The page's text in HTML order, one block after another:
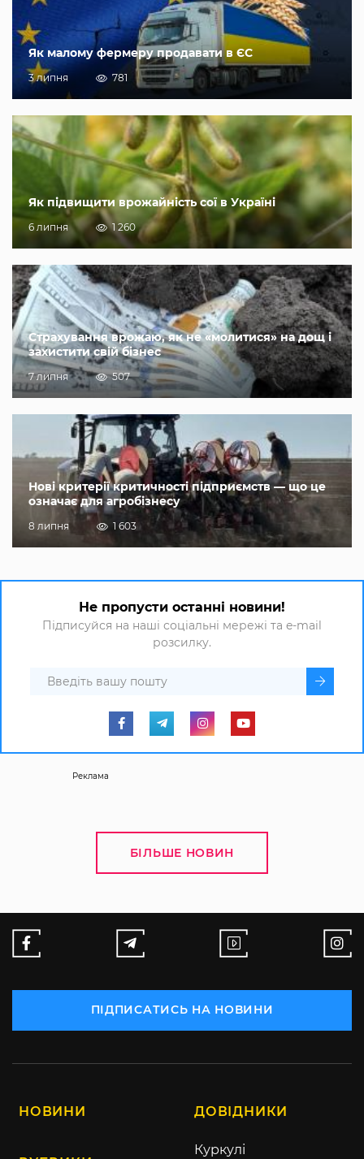
Як малому фермеру продавати в ЄС
3 липня 781
Як підвищити врожайність сої в Україні
6 липня 1 260
Страхування врожаю, як не «молитися» на дощ і
захистити свій бізнес
7 липня 507
Нові критерії критичності підприємств — що це
означає для агробізнесу
8 липня 1 603
Не пропусти останні новини!
Підписуйся на наші соціальні мережі та e-mail
розсилку.
Реклама
БІЛЬШЕ НОВИН
ПІДПИСАТИСЬ НА НОВИНИ
НОВИНИ ДОВІДНИКИ
Куркулі